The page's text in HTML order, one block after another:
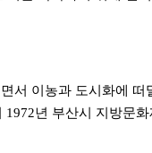
서 이농과 도시화에
년 부산시 지방문